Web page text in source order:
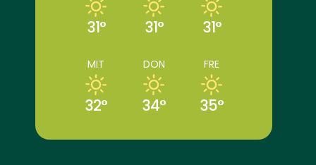
31° 31° 31°
MIT
32°
DON
34°
FRE
35°